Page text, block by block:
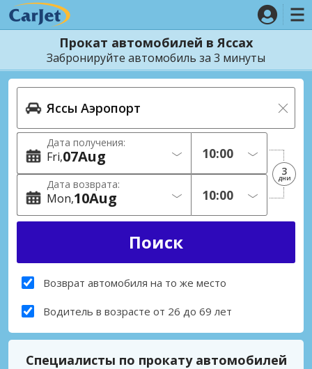
Прокат автомобилей в Яссах
Забронируйте автомобиль за 3 минуты
Дата получения:
Fri 07Aug
Дата возврата:
Mon 10Aug
3
дни
Возврат автомобиля на то же место
Водитель в возрасте от 26 до 69 лет
Специалисты по прокату автомобилей